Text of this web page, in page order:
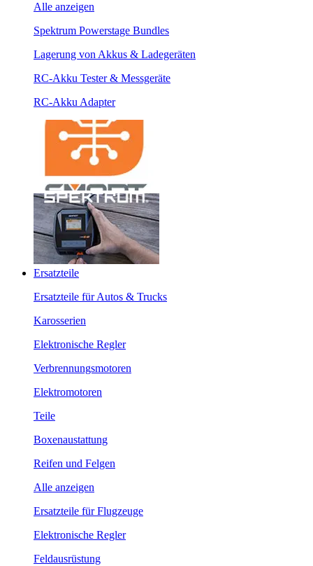
Alle anzeigen
Spektrum Powerstage Bundles
Lagerung von Akkus & Ladegeräten
RC-Akku Tester & Messgeräte
RC-Akku Adapter
Ersatzteile
Ersatzteile für Autos & Trucks
Karosserien
Elektronische Regler
Verbrennungsmotoren
Elektromotoren
Teile
Boxenaustattung
Reifen und Felgen
Alle anzeigen
Ersatzteile für Flugzeuge
Elektronische Regler
Feldausrüstung